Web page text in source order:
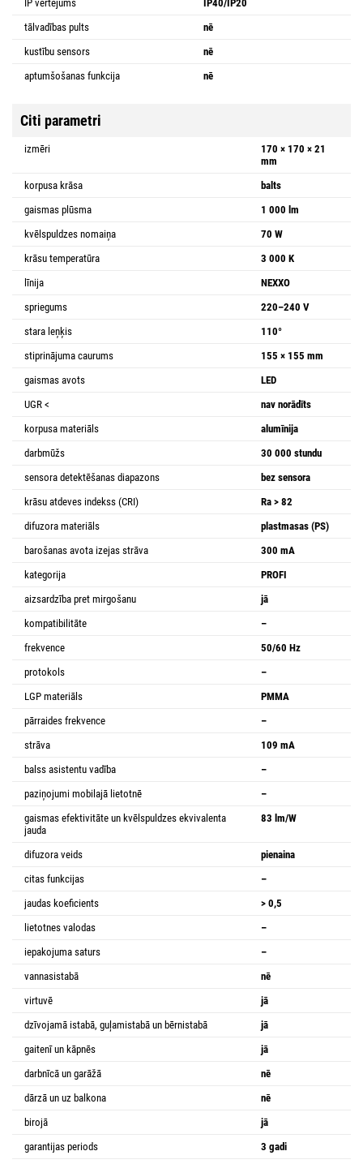
IP vērtējums
IP40/IP20
tālvadības pults
nē
kustību sensors
nē
aptumšošanas funkcija
nē
Citi parametri
izmēri
170 × 170 × 21
mm
korpusa krāsa
balts
gaismas plūsma
1 000 lm
kvēlspuldzes nomaiņa
70 W
krāsu temperatūra
3 000 K
līnija
NEXXO
spriegums
220–240 V
stara leņķis
110°
stiprinājuma caurums
155 × 155 mm
gaismas avots
LED
UGR <
nav norādīts
korpusa materiāls
alumīnija
darbmūžs
30 000 stundu
sensora detektēšanas diapazons
bez sensora
krāsu atdeves indekss (CRI)
Ra > 82
difuzora materiāls
plastmasas (PS)
barošanas avota izejas strāva
300 mA
kategorija
PROFI
aizsardzība pret mirgošanu
jā
kompatibilitāte
–
frekvence
50/60 Hz
protokols
–
LGP materiāls
PMMA
pārraides frekvence
–
strāva
109 mA
balss asistentu vadība
–
paziņojumi mobilajā lietotnē
–
gaismas efektivitāte un kvēlspuldzes ekvivalenta
jauda
83 lm/W
difuzora veids
pienaina
citas funkcijas
–
jaudas koeficients
> 0,5
lietotnes valodas
–
iepakojuma saturs
–
vannasistabā
nē
virtuvē
jā
dzīvojamā istabā, guļamistabā un bērnistabā
jā
gaitenī un kāpnēs
jā
darbnīcā un garāžā
nē
dārzā un uz balkona
nē
birojā
jā
garantijas periods
3 gadi